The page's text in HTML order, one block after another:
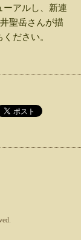
アルし、 新連
聖岳さんが描
ださい。